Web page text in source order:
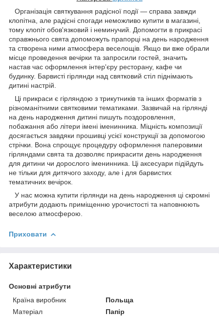
Організація святкування радісної події — справа завжди
клопітна, але радісні спогади неможливо купити в магазині,
тому клопіт обов'язковий і неминучий. Допомогти в прикрасі
справжнього свята допоможуть прапорці на день народження
та створена ними атмосфера веселощів. Якщо ви вже обрали
місце проведення вечірки та запросили гостей, значить
настав час оформлення інтер'єру ресторану, кафе чи
будинку. Барвисті гірлянди над святковий стіл піднімають
дитині настрій.
Ці прикраси є гірляндою з трикутників та інших форматів з
різноманітними святковими тематиками. Зазвичай на гірлянді
на день народження дитині пишуть поздоровлення,
побажання або літери імені іменинника. Міцність композиції
досягається завдяки прошивці усієї конструкції за допомогою
стрічки. Вона спрощує процедуру оформлення паперовими
гірляндами свята та дозволяє прикрасити день народження
для дитини чи дорослого іменинника. Ці аксесуари підійдуть
не тільки для дитячого заходу, але і для барвистих
тематичних вечірок.
У нас можна купити гірлянди на день народження ці скромні
атрибути додають приміщенню урочистості та наповнюють
веселою атмосферою.
Приховати
Характеристики
Основні атрибути
Країна виробник
Польща
Матеріал
Папір